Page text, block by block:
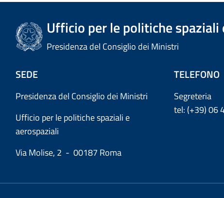
Ufficio per le politiche spaziali
Presidenza del Consiglio dei Ministri
SEDE
Presidenza del Consiglio dei Ministri
Ufficio per le politiche spaziali e
aerospaziali
Via Molise, 2 - 00187 Roma
TELEFONO
Segreteria
tel: (+39) 06